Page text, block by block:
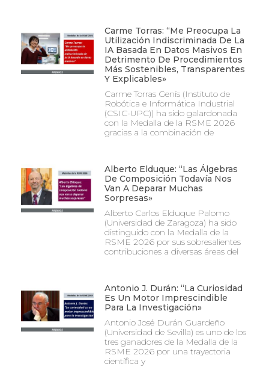
Carme Torras: “Me Preocupa La
Utilización Indiscriminada De La
IA Basada En Datos Masivos En
Detrimento De Procedimientos
Más Sostenibles, Transparentes
Y Explicables»
Carme Torras Genís (Instituto de
Robótica e Informática Industrial
(CSIC-UPC)) ha sido galardonada
con la Medalla de la RSME 2026
gracias a la combinación de
Alberto Elduque: “Las Álgebras
De Composición Todavía Nos
Van A Deparar Muchas
Sorpresas»
Alberto Carlos Elduque Palomo
(Universidad de Zaragoza) ha sido
distinguido con la Medalla de la
RSME 2026 por sus sobresalientes
contribuciones a diversas áreas del
Antonio J. Durán: “La Curiosidad
Es Un Motor Imprescindible
Para La Investigación»
Antonio José Durán Guardeño
(Universidad de Sevilla) es uno de los
tres ganadores de la Medalla de la
RSME 2026 por una trayectoria
científica y